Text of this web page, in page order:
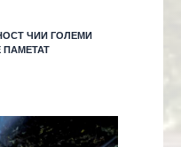
ЧИИ ГОЛЕМИ